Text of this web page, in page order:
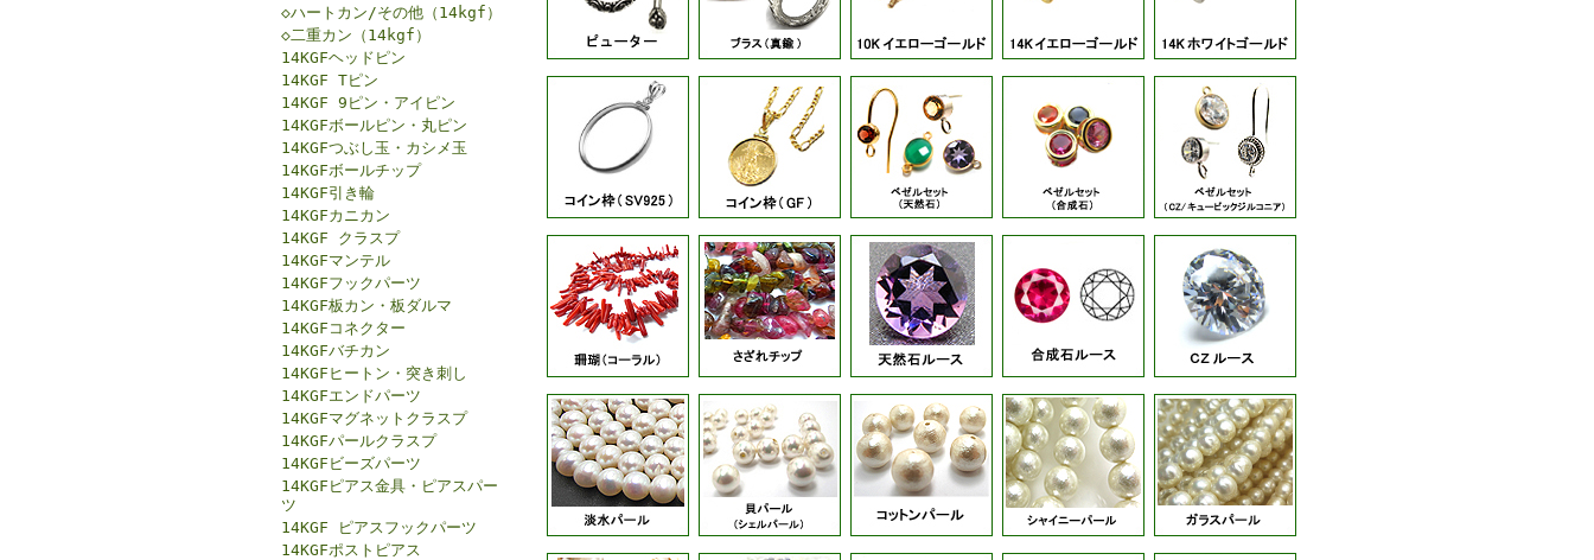
◇ハートカン/その他（14kgf）
◇二重カン（14kgf）
14KGFヘッドピン
14KGF Tピン
14KGF 9ピン・アイピン
14KGFボールピン・丸ピン
14KGFつぶし玉・カシメ玉
14KGFボールチップ
14KGF引き輪
14KGFカニカン
14KGF クラスプ
14KGFマンテル
14KGFフックパーツ
14KGF板カン・板ダルマ
14KGFコネクター
14KGFバチカン
14KGFヒートン・突き刺し
14KGFエンドパーツ
14KGFマグネットクラスプ
14KGFパールクラスプ
14KGFビーズパーツ
14KGFピアス金具・ピアスパー
ツ
14KGF ピアスフックパーツ
14KGFポストピアス